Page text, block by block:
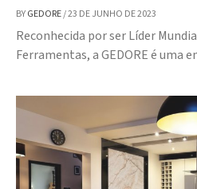
BYGEDORE/23 DE JUNHO DE 2023
Reconhecida por ser Líder
Ferramentas, a GEDORE é uma